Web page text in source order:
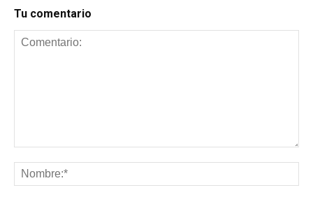
Tu comentario